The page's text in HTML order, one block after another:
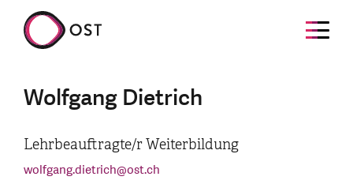
Wolfgang Dietrich
Lehrbeauftragte/r Weiterbildung
wolfgang.dietrich@ost.ch